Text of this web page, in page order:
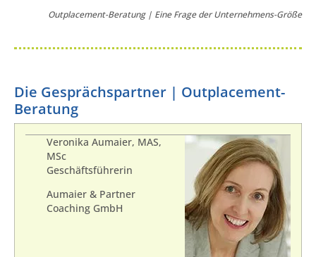
Outplacement-Beratung | Eine Frage der Unternehmens-Größe
Die Gesprächspartner | Outplacement-
Beratung
Veronika Aumaier, MAS,
MSc
Geschäftsführerin
Aumaier & Partner
Coaching GmbH